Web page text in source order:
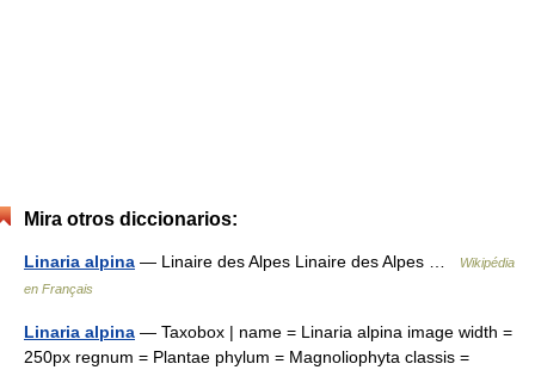
Mira otros diccionarios:
Linaria alpina — Linaire des Alpes Linaire des Alpes …
Wikipédia
en Français
Linaria alpina — Taxobox | name = Linaria alpina image width =
250px regnum = Plantae phylum = Magnoliophyta classis =